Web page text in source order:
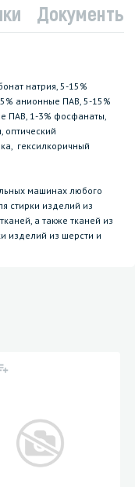
Документы
натрия, 5-15%
анионные ПАВ, 5-15%
ПАВ, 1-3% фосфанаты,
оптический
гексилкоричный
машинах любого
стирки изделий из
а также тканей из
изделий из шерсти и